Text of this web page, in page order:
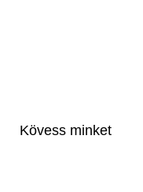
Kövess minket